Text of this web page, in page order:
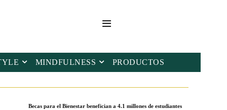
MINDFULNESS PRODUCTOS
Becas para el Bienestar benefician a 4.1 millones de estudiantes